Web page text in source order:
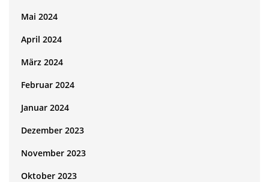
Mai 2024
April 2024
März 2024
Februar 2024
Januar 2024
Dezember 2023
November 2023
Oktober 2023